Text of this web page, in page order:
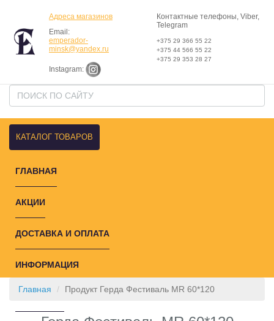
Адреса магазинов
Email:
emperador-
minsk@yandex.ru
Instagram:
Контактные телефоны, Viber,
Telegram
+375 29 366 55 22
+375 44 566 55 22
+375 29 353 28 27
КАТАЛОГ ТОВАРОВ
ГЛАВНАЯ
АКЦИИ
ДОСТАВКА И ОПЛАТА
ИНФОРМАЦИЯ
Главная Продукт Герда Фестиваль MR 60*120